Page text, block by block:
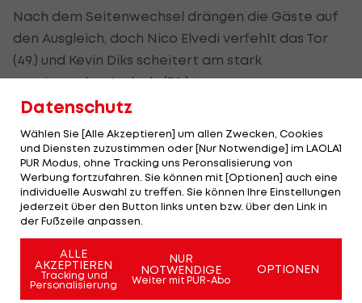
Nach dem Seitenwechsel drängen die Gäste auf
den Ausgleich, doch Nico Elvedi verfehlt das Tor
(49.) und Kevin Diks scheitert am stark
reagierenden Atubolu (70.).
Mitten in die Bemühungen der "Fohlenelf" hinein
gelingt Freiburg die Vorentscheidung, als Igor
Matanovic eine Gelegenheit eiskalt zum 2:0 nutzt
(74.).
Stöger mit Assist
Hektik kommt in der Schlussphase auf, in der der
Video-Assistent eingreift und ein Treffer von
Datenschutz
Wählen Sie [Alle Akzeptieren] um allen Zwecken, Cookies
und Diensten zuzustimmen oder [Nur Notwendige] im LAOLA1
PUR Modus, ohne Tracking uns Peronsalisierung von
Werbung fortzufahren. Sie können mit [Optionen] auch eine
individuelle Auswahl zu treffen. Sie können Ihre Einstellungen
jederzeit über den Button links unten bzw. über den Link in
der Fußzeile anpassen.
ALLE
AKZEPTIEREN
Tracking und
Personalisierung
NUR
NOTWENDIGE
Weiter mit PUR-Abo
OPTIONEN